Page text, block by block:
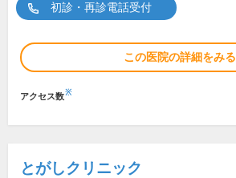
初診・再診電話受付
この医院の詳細をみる
アクセス数※
とがしクリニック